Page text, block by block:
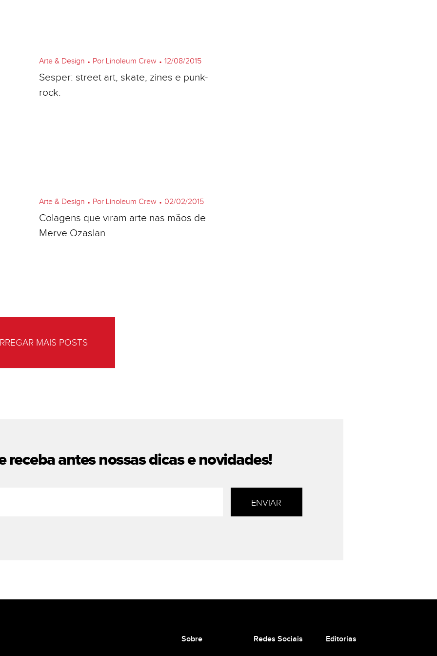
Arte & Design • Por Linoleum Crew • 12/08/2015
Sesper: street art, skate, zines e punk-
rock.
Arte & Design • Por Linoleum Crew • 02/02/2015
Colagens que viram arte nas mãos de
Merve Ozaslan.
MAIS POSTS
receba antes nossasdicas e novidades!
Sobre Redes Sociais Editorias